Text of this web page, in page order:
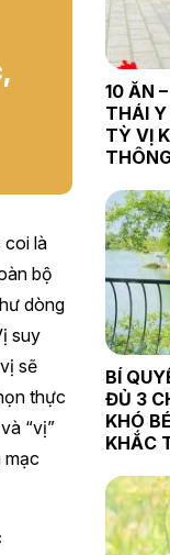
coi là
bộ
dòng
suy
sẽ
thực
“vị”
mạc
10 ĂN
THÁI Y
TỲ VỊ
BÍ
ĐỦ 3
KHÓ
KHẮC